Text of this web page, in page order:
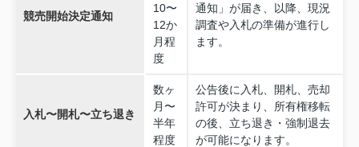
競売開始決定通知
10〜
12か
月程
度
通知」が届き、以降、現況
調査や入札の準備が進行し
ます。
入札〜開札〜立ち退き
数ヶ
月〜
半年
程度
公告後に入札、開札、売却
許可が決まり、所有権移転
の後、立ち退き・強制退去
が可能になります。